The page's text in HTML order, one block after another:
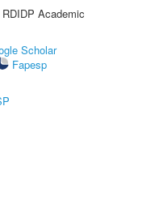
Academic
Scholar
Fapesp